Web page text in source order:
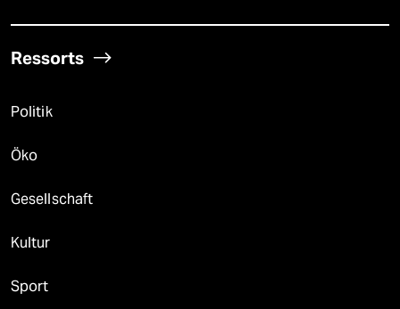
Ressorts
Politik
Öko
Gesellschaft
Kultur
Sport